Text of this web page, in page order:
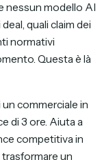
nessun modello AI
quali claim dei
normativi
Questa è là
commerciale in
di 3 ore. Aiuta a
competitiva in
un